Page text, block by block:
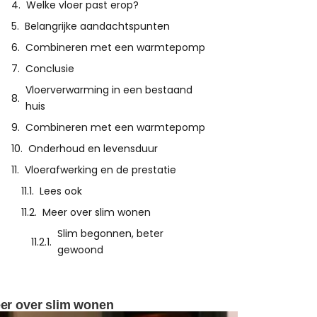
Welke vloer past erop?
Belangrijke aandachtspunten
Combineren met een warmtepomp
Conclusie
Vloerverwarming in een bestaand
huis
Combineren met een warmtepomp
Onderhoud en levensduur
Vloerafwerking en de prestatie
Lees ook
Meer over slim wonen
Slim begonnen, beter
gewoond
over slim wonen